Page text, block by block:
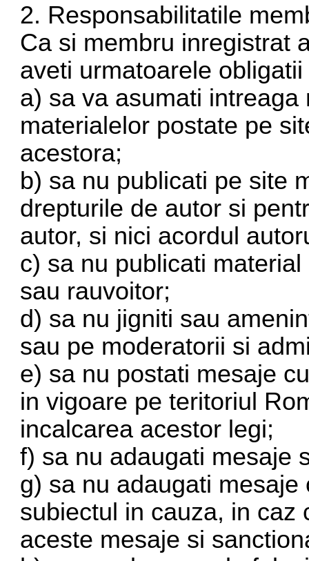
2. Responsabilitatile
Ca si membru inregistrat
aveti urmatoarele
a) sa va asumati
materialelor postate pe
acestora;
b) sa nu publicati pe site
drepturile de autor si
autor, si nici acordul
c) sa nu publicati
sau rauvoitor;
d) sa nu jigniti sau
sau pe moderatorii si
e) sa nu postati mesaje
in vigoare pe teritoriul
incalcarea acestor legi;
f) sa nu adaugati mesaje
g) sa nu adaugati
subiectul in cauza, in caz
aceste mesaje si